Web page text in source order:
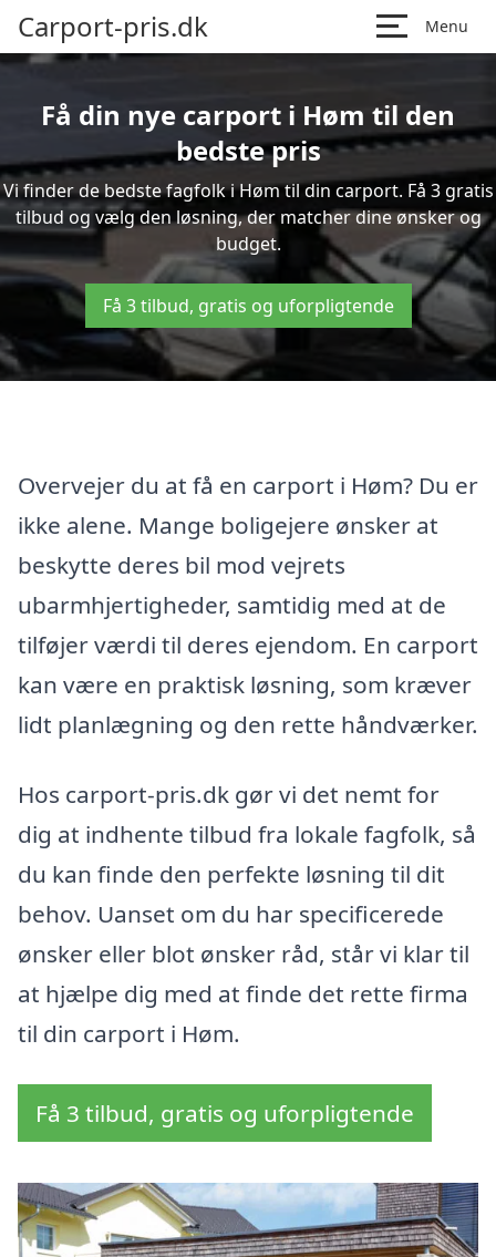
Carport-pris.dk Menu
Få din nye carport i Høm til den
bedste pris
Vi finder de bedste fagfolk i Høm til din carport. Få 3 gratis
tilbud og vælg den løsning, der matcher dine ønsker og
budget.
Få 3 tilbud, gratis og uforpligtende
Overvejer du at få en carport i Høm? Du er
ikke alene. Mange boligejere ønsker at
beskytte deres bil mod vejrets
ubarmhjertigheder, samtidig med at de
tilføjer værdi til deres ejendom. En carport
kan være en praktisk løsning, som kræver
lidt planlægning og den rette håndværker.
Hos carport-pris.dk gør vi det nemt for
dig at indhente tilbud fra lokale fagfolk, så
du kan finde den perfekte løsning til dit
behov. Uanset om du har specificerede
ønsker eller blot ønsker råd, står vi klar til
at hjælpe dig med at finde det rette firma
til din carport i Høm.
Få 3 tilbud, gratis og uforpligtende